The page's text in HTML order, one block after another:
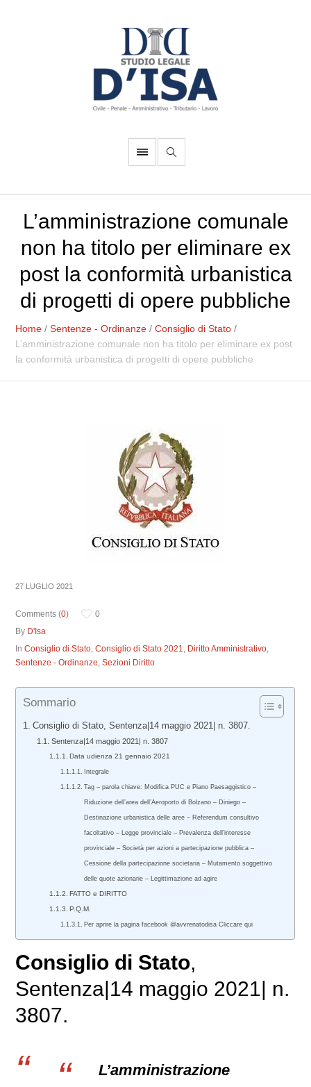
L’amministrazione comunale
non ha titolo per eliminare ex
post la conformità urbanistica
di progetti di opere pubbliche
Home /Sentenze - Ordinanze /Consiglio di Stato /
L’amministrazione comunale non ha titolo per eliminare ex post
la conformità urbanistica di progetti di opere pubbliche
27 LUGLIO 2021
Comments (0)
0
By D'Isa
InConsiglio di Stato,Consiglio di Stato 2021, Diritto Amministrativo,
Sentenze - Ordinanze,Sezioni Diritto
Sommario
Consiglio di Stato, Sentenza|14 maggio 2021| n. 3807.
Sentenza|14 maggio 2021| n. 3807
Data udienza 21 gennaio 2021
Integrale
Tag – parola chiave: Modifica PUC e Piano Paesaggistico –
Riduzione dell’area dell’Aeroporto di Bolzano – Diniego –
Destinazione urbanistica delle aree – Referendum consultivo
facoltativo – Legge provinciale – Prevalenza dell’interesse
provinciale – Società per azioni a partecipazione pubblica –
Cessione della partecipazione societaria – Mutamento soggettivo
delle quote azionarie – Legittimazione ad agire
FATTO e DIRITTO
P.Q.M.
Per aprire la pagina facebook @avvrenatodisa Cliccare qui
Consiglio di Stato,
Sentenza|14 maggio 2021| n.
3807.
L’amministrazione